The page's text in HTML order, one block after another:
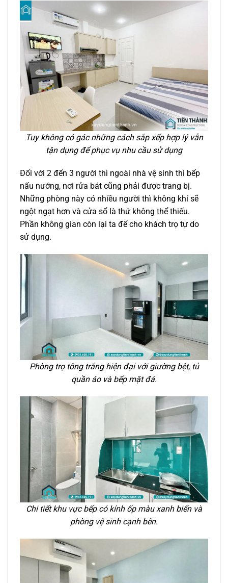
Tuy không có gác những cách sắp xếp hợp lý vẫn
tận dụng để phục vụ nhu cầu sử dụng
Đối với 2 đến 3 người thì ngoài nhà vệ sinh thì bếp
nấu nướng, nơi rửa bát cũng phải được trang bị.
Những phòng này có nhiều người thì không khí sẽ
ngột ngạt hơn và cửa sổ là thứ không thể thiếu.
Phần không gian còn lại ta để cho khách trọ tự do
sử dụng.
Phòng trọ tông trắng hiện đại với giường bệt, tủ
quần áo và bếp mặt đá.
Chi tiết khu vực bếp có kính ốp màu xanh biển và
phòng vệ sinh cạnh bên.